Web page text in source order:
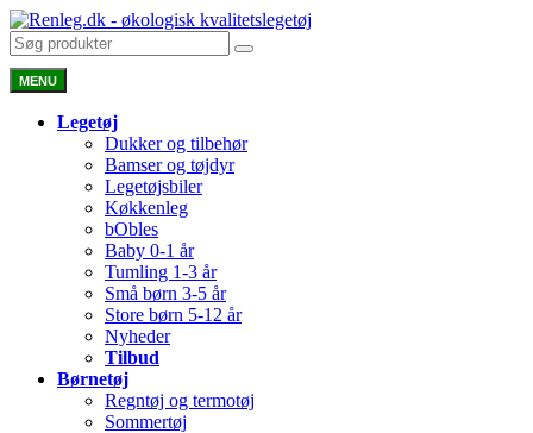
MENU
Legetøj
Dukker og tilbehør
Bamser og tøjdyr
Legetøjsbiler
Køkkenleg
bObles
Baby 0-1 år
Tumling 1-3 år
Små børn 3-5 år
Store børn 5-12 år
Nyheder
Tilbud
Børnetøj
Regntøj og termotøj
Sommertøj